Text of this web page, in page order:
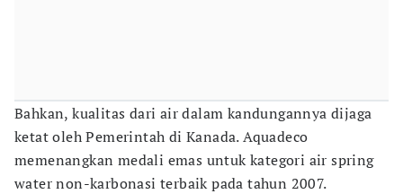
Bahkan, kualitas dari air dalam kandungannya dijaga
ketat oleh Pemerintah di Kanada. Aquadeco
memenangkan medali emas untuk kategori air spring
water non-karbonasi terbaik pada tahun 2007.